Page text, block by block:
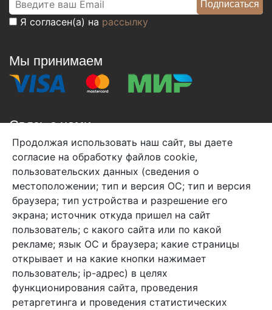
Я согласен(а) на рассылку
Мы принимаем
Связь с нами
+7 (495) 933-38-08
info@arben-textile.ru- оптовые продажи
Арбен текстиль г. Щелково, пер.
1-й Советский д.25, владение 2.
Мы в соц. сетях
Продолжая использовать наш сайт, вы даете
согласие на обработку файлов cookie,
пользовательских данных (сведения о
местоположении; тип и версия ОС; тип и версия
браузера; тип устройства и разрешение его
экрана; источник откуда пришел на сайт
пользователь; с какого сайта или по какой
рекламе; язык ОС и браузера; какие страницы
открывает и на какие кнопки нажимает
пользователь; ip-адрес) в целях
функционирования сайта, проведения
ретаргетинга и проведения статистических